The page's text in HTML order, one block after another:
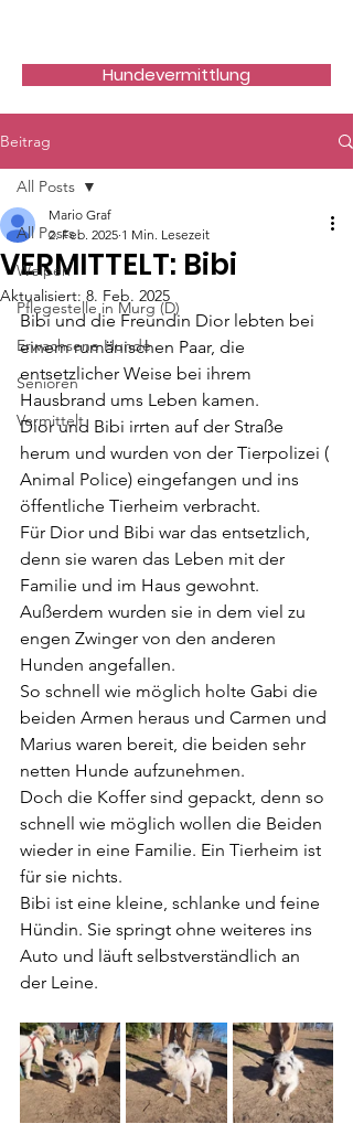
Hundevermittlung
Beitrag
All Posts
Welpen
Pflegestelle in Murg (D)
Erwachsene Hunde
Senioren
Vermittelt
All Posts
VERMITTELT: Bibi
Mario Graf
2. Feb. 2025 1 Min. Lesezeit
Aktualisiert: 8. Feb. 2025
Bibi und die Freundin Dior lebten bei
einem rumänischen Paar, die
entsetzlicher Weise bei ihrem
Hausbrand ums Leben kamen.
Dior und Bibi irrten auf der Straße
herum und wurden von der Tierpolizei (
Animal Police) eingefangen und ins
öffentliche Tierheim verbracht.
Für Dior und Bibi war das entsetzlich,
denn sie waren das Leben mit der
Familie und im Haus gewohnt.
Außerdem wurden sie in dem viel zu
engen Zwinger von den anderen
Hunden angefallen.
So schnell wie möglich holte Gabi die
beiden Armen heraus und Carmen und
Marius waren bereit, die beiden sehr
netten Hunde aufzunehmen.
Doch die Koffer sind gepackt, denn so
schnell wie möglich wollen die Beiden
wieder in eine Familie. Ein Tierheim ist
für sie nichts.
Bibi ist eine kleine, schlanke und feine
Hündin. Sie springt ohne weiteres ins
Auto und läuft selbstverständlich an
der Leine.